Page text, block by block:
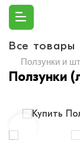
Все товары
Ползунки и
Ползунки